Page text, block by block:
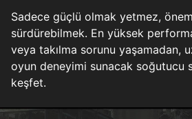
Sadece güçlü olmak yetmez,
sürdürebilmek. En yüksek
veya takılma sorunu yaşamadan,
oyun deneyimi sunacak soğutucu
keşfet.